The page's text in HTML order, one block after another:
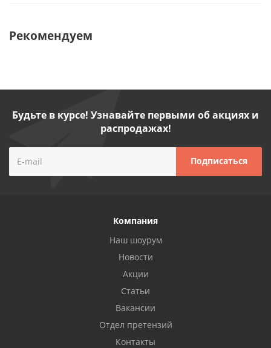
Рекомендуем
Будьте в курсе! Узнавайте первыми об акциях и
распродажах!
Компания
Наш шоурум
Новости
Акции
Статьи
Вакансии
Отдел претензий
Контакты